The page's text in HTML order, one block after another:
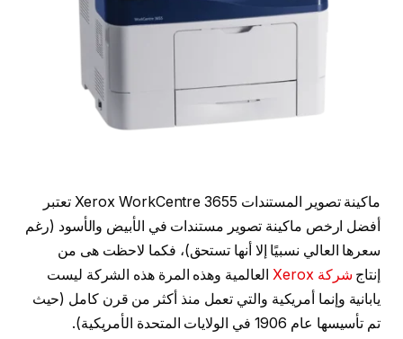
ماكينة تصوير المستندات Xerox WorkCentre 3655 تعتبر
أفضل ارخص ماكينة تصوير مستندات في الأبيض والأسود (رغم
سعرها العالي نسبيًا إلا أنها تستحق)، فكما لاحظت هى من
إنتاج شركة Xerox
العالمية وهذه المرة هذه الشركة ليست
يابانية وإنما أمريكية والتي تعمل منذ أكثر من قرن كامل (حيث
تم تأسيسها عام 1906 في الولايات المتحدة الأمريكية).